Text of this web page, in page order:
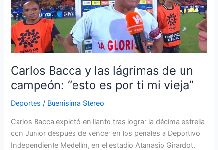
Carlos Bacca y las lágrimas de un
campeón: “esto es por ti mi vieja”
Deportes / Buenisima Stereo
Carlos Bacca explotó en llanto tras lograr la décima estrella
con Junior después de vencer en los penales a Deportivo
Independiente Medellín, en el estadio Atanasio Girardot.
las
lágrimas
de
un
campeón:
“esto
es
por
ti
vieja”